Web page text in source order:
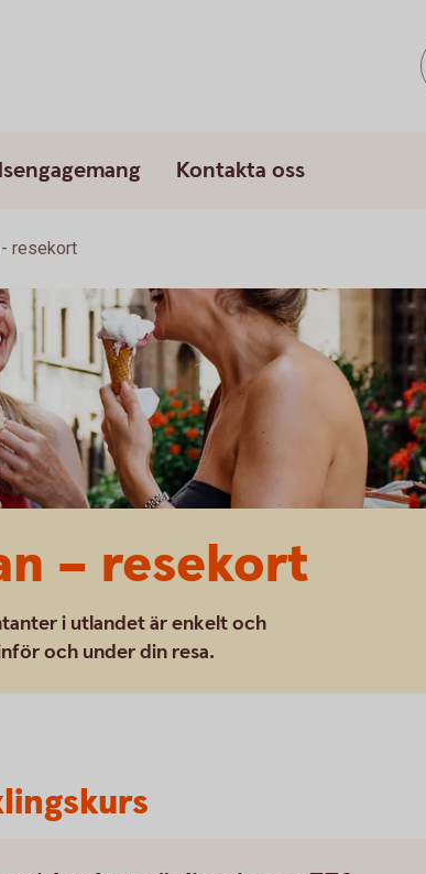
Kontakta oss
resekort
– resekort
i utlandet är enkelt och
och under din resa.